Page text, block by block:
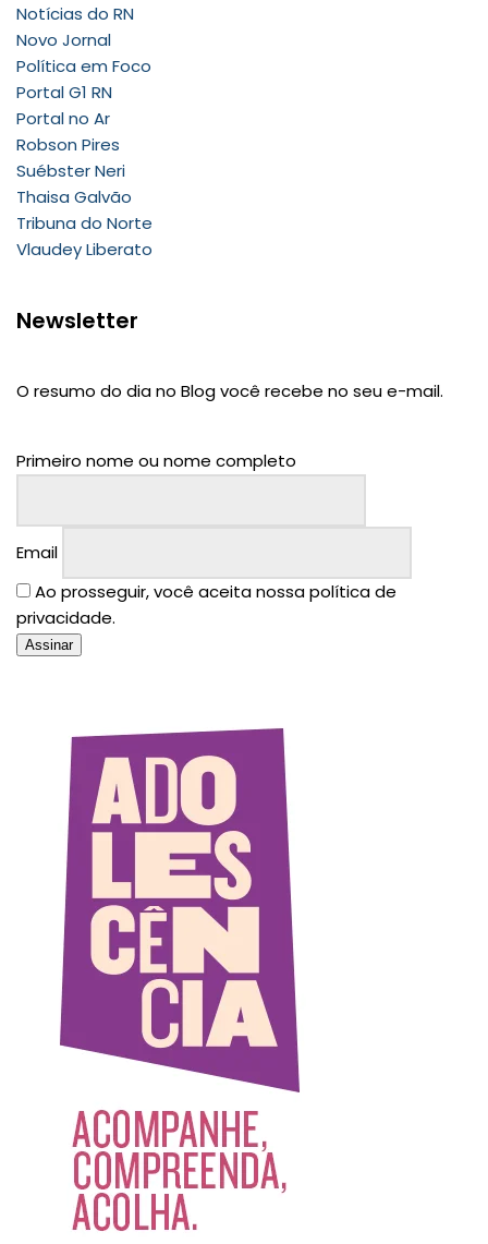
Notícias do RN
Novo Jornal
Política em Foco
Portal G1 RN
Portal no Ar
Robson Pires
Suébster Neri
Thaisa Galvão
Tribuna do Norte
Vlaudey Liberato
Newsletter
O resumo do dia no Blog você recebe no seu e-mail.
Primeiro nome ou nome completo
Email
Ao prosseguir, você aceita nossa política de
privacidade.